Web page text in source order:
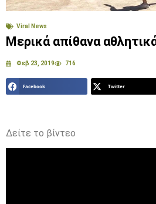
Viral News
Μερικά απίθανα
Φεβ 23, 2019 716
Facebook Twitter
Δείτε το βίντεο